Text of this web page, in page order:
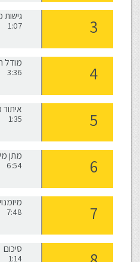
1:07
מודל
3:36
1:35
מתן
6:54
7:48
סיכום
1:14